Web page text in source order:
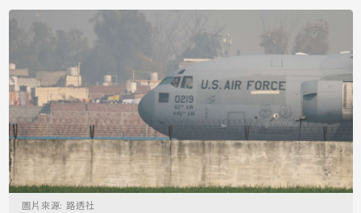
圖片來源: 路透社